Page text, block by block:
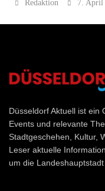
Redaktion 7. April
Düsseldorf
Düsseldorf Aktuell ist ein
Events und relevante
Stadtgeschehen, Kultur,
Leser aktuelle
um die